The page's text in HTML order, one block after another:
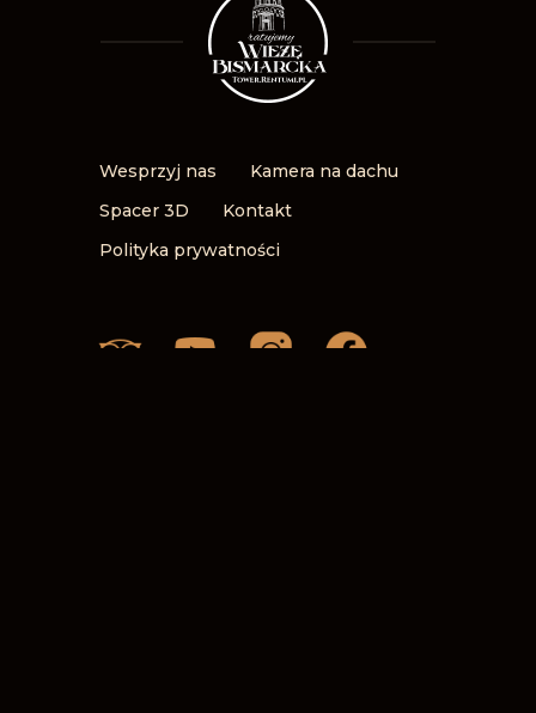
Wesprzyj nas
Kamera na dachu
Spacer 3D
Kontakt
Polityka prywatności